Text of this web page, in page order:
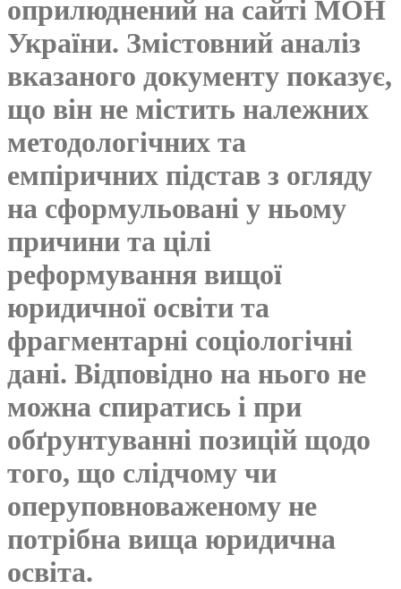
оприлюднений на сайті МОН
України. Змістовний аналіз
вказаного документу показує,
що він не містить належних
методологічних та
емпіричних підстав з огляду
на сформульовані у ньому
причини та цілі
реформування вищої
юридичної освіти та
фрагментарні соціологічні
дані. Відповідно на нього не
можна спиратись і при
обґрунтуванні позицій щодо
того, що слідчому чи
оперуповноваженому не
потрібна вища юридична
освіта.